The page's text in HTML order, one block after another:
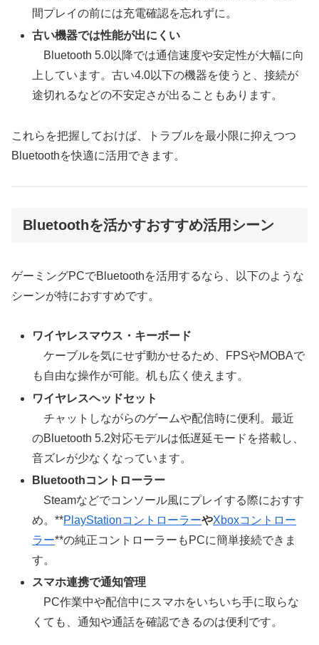
間プレイの前には充電確認を忘れずに。
古い機器では性能が出にくい
Bluetooth 5.0以降では通信速度や安定性が大幅に向
上しています。古い4.0以下の機器を使うと、接続が
途切れるなどの不安定さが出ることもあります。
これらを把握しておけば、トラブルを最小限に抑えつつ
Bluetoothを快適に活用できます。
Bluetoothを活かすおすすめ活用シーン
ゲーミングPCでBluetoothを活用するなら、以下のような
シーンが特におすすめです。
ワイヤレスマウス・キーボード
ケーブルを気にせず動かせるため、FPSやMOBAで
も自由な操作が可能。机も広く使えます。
ワイヤレスヘッドセット
チャットしながらのゲームや配信時に便利。最近
のBluetooth 5.2対応モデルは低遅延モードを搭載し、
音ズレが少なくなっています。
Bluetoothコントローラー
Steamなどでコンソール風にプレイする際におすす
め。**PlayStationコントローラーやXboxコントロー
ラー**の純正コントローラーもPCに簡単接続できま
す。
スマホ連携で通知管理
PC作業中や配信中にスマホをいちいち手に取らな
くても、通知や通話を確認できるのは便利です。